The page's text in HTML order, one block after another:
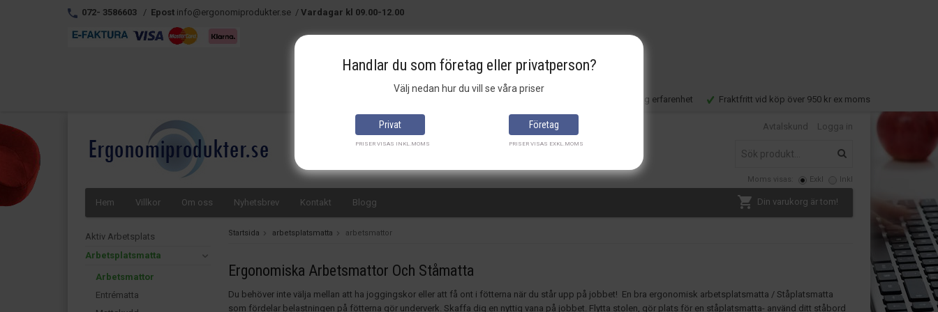
072- 3586603 / Epost info@ergonomiprodukter.se / Vardagar kl 09.00-12.00
Lång erfarenhet Fraktfritt vid köp över 950 kr ex moms
Avtalskund Logga in
Moms visas: Exkl Inkl
Hem Villkor Om oss Nyhetsbrev Kontakt Blogg Din varukorg är tom!
Aktiv Arbetsplats
Arbetsplatsmatta
Arbetsmattor
Entrématta
Startsida arbetsplatsmatta arbetsmattor
Ergonomiska Arbetsmattor Och Ståmatta
Du behöver inte välja mellan att ha joggingskor eller att få ont i fötterna när du står upp på jobbet! En bra ergonomisk arbetsplatsmatta / Ståplatsmatta
som fördelar belastningen på fötterna gör underverk. Skaffa dig en nyttig vana på jobbet. Flytta stolen, gör plats för en ståplatsmatta- använd ditt ståbord
Handlar du som företag eller privatperson?
Välj nedan hur du vill se våra priser
Privat
PRISER VISAS INKL.MOMS
Företag
PRISER VISAS EXKL.MOMS